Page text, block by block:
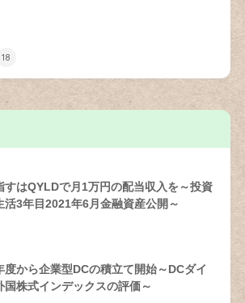
18
すはQYLDで月1万円の配当収入を～投資
活3年目2021年6月金融資産公開～
度から企業型DCの積立て開始～DCダイ
国株式インデックスの評価～